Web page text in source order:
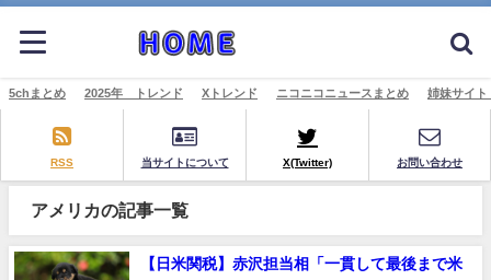
5chまとめ 2025年 トレンド Xトレンド ニコニコニュースまとめ 姉妹サイ
RSS 当サイトについて X(Twitter) お問い合わせ
アメリカの記事一覧
【日米関税】赤沢担当相「一貫して最後まで米